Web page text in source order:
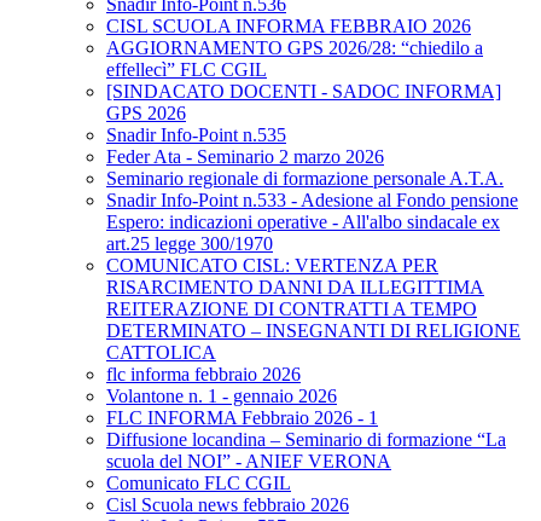
Snadir Info-Point n.536
CISL SCUOLA INFORMA FEBBRAIO 2026
AGGIORNAMENTO GPS 2026/28: “chiedilo a
effellecì” FLC CGIL
[SINDACATO DOCENTI - SADOC INFORMA]
GPS 2026
Snadir Info-Point n.535
Feder Ata - Seminario 2 marzo 2026
Seminario regionale di formazione personale A.T.A.
Snadir Info-Point n.533 - Adesione al Fondo pensione
Espero: indicazioni operative - All'albo sindacale ex
art.25 legge 300/1970
COMUNICATO CISL: VERTENZA PER
RISARCIMENTO DANNI DA ILLEGITTIMA
REITERAZIONE DI CONTRATTI A TEMPO
DETERMINATO – INSEGNANTI DI RELIGIONE
CATTOLICA
flc informa febbraio 2026
Volantone n. 1 - gennaio 2026
FLC INFORMA Febbraio 2026 - 1
Diffusione locandina – Seminario di formazione “La
scuola del NOI” - ANIEF VERONA
Comunicato FLC CGIL
Cisl Scuola news febbraio 2026